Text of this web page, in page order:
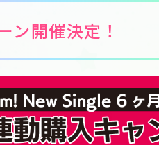
ン開催決定！